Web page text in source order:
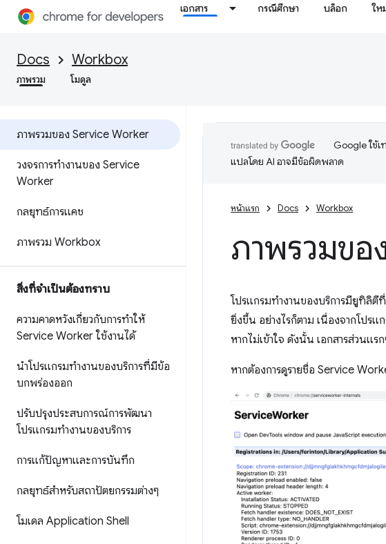
เอกสาร กรณีศึกษา บล็อก ให
Docs Workbox
ภาพรวม โมดูล
ภาพรวมของ Service Worker
วงจรการทำงานของ Service
Worker
กลยุทธ์การแคช
ภาพรวม Workbox
สิ่งที่จำเป็นต้องทราบ
ความคาดหวังเกี่ยวกับการทำให้
Service Worker ใช้งานได้
นำโปรแกรมทำงานของบริการที่มีข้อ
บกพร่องออก
ปรับปรุงประสบการณ์การพัฒนา
โปรแกรมทำงานของบริการ
การแก้ปัญหาและการบันทึก
กลยุทธ์สำหรับสถาปัตยกรรมต่างๆ
โมเดล Application Shell
Google ใช้เ
แปลโดย AI อาจมีข้อผิดพลาด
หน้าแรก Docs Workbox
ภาพรวมข
โปรแกรมทำงานของบริการมียูทิลิตี
ยิ่งขึ้น อย่างไรก็ตาม เนื่องจากโปร
หากไม่เข้าใจ ดังนั้น เอกสารส่วนแ
หากต้องการดูรายชื่อ Service